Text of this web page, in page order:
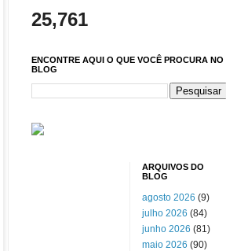
25,761
ENCONTRE AQUI O QUE VOCÊ PROCURA NO
BLOG
ARQUIVOS DO
BLOG
agosto 2026 (9)
julho 2026 (84)
junho 2026 (81)
maio 2026 (90)